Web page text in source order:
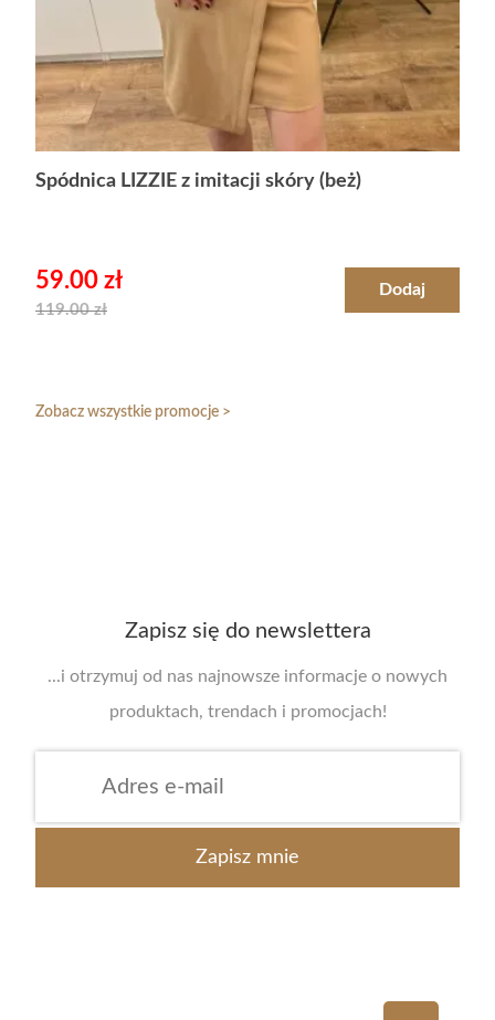
Spódnica LIZZIE z imitacji skóry (beż)
119.00zł
59.00 zł Dodaj
Zobacz wszystkie promocje >
Zapisz się do newslettera
...i otrzymuj od nas najnowsze informacje o nowych
produktach, trendach i promocjach!